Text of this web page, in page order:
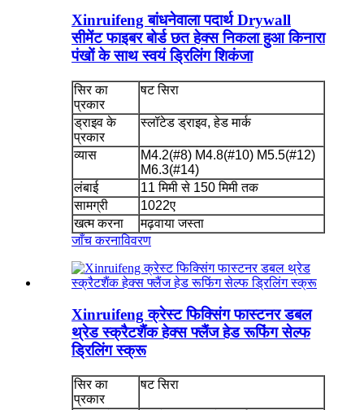
Xinruifeng बांधनेवाला पदार्थ Drywall
सीमेंट फाइबर बोर्ड छत हेक्स निकला हुआ किनारा
पंखों के साथ स्वयं ड्रिलिंग शिकंजा
सिर का
प्रकार
षट सिरा
ड्राइव के
प्रकार
स्लॉटेड ड्राइव, हेड मार्क
व्यास
M4.2(#8) M4.8(#10) M5.5(#12)
M6.3(#14)
लंबाई
11 मिमी से 150 मिमी तक
सामग्री
1022ए
खत्म करना
मढ़वाया जस्ता
जाँच करनाविवरण
Xinruifeng क्रेस्ट फिक्सिंग फास्टनर डबल
थ्रेड स्क्रैटशैंक हेक्स फ्लैंज हेड रूफिंग सेल्फ
ड्रिलिंग स्क्रू
सिर का
प्रकार
षट सिरा